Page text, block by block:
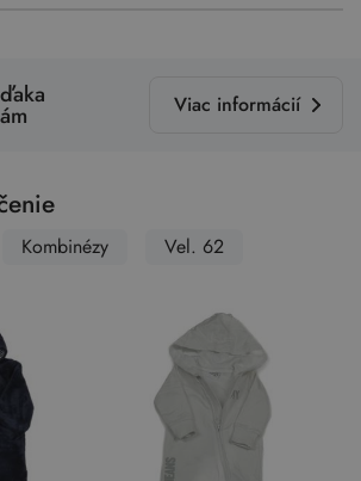
Viac informácií
Kombinézy Vel. 62